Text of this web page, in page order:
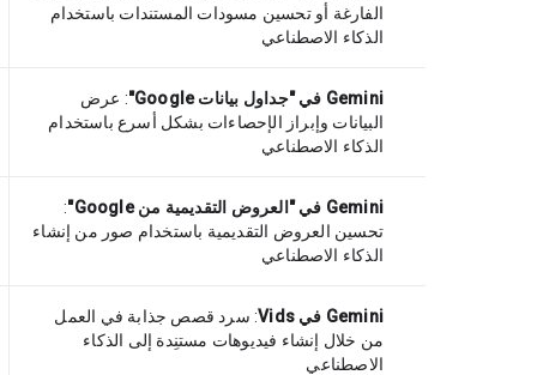
الفارغة أو تحسين مسودات المستندات باستخدام
الذكاء الاصطناعي
Gemini في "جداول بيانات Google"
: عرض
البيانات وإبراز الإحصاءات بشكل أسرع باستخدام
الذكاء الاصطناعي
Gemini في "العروض التقديمية من Google"
:
تحسين العروض التقديمية باستخدام صور من إنشاء
الذكاء الاصطناعي
Gemini في Vids
: سرد قصص جذابة في العمل
من خلال إنشاء فيديوهات مستنِدة إلى الذكاء
الاصطناعي